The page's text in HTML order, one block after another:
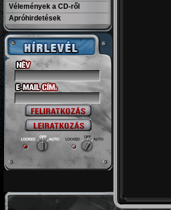
Vélemények a CD-ről
Apróhirdetések